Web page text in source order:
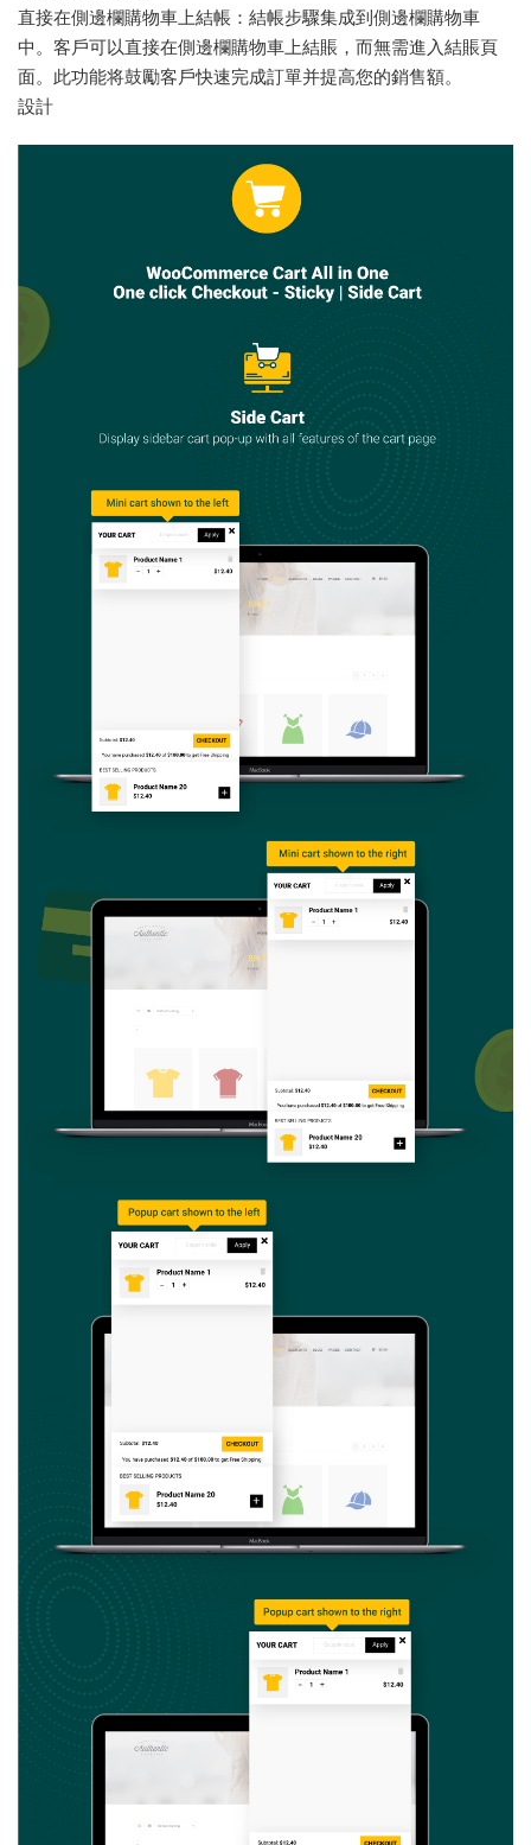
直接在側邊欄購物車上結帳：結帳步驟集成到側邊欄購物車
中。客戶可以直接在側邊欄購物車上結賬，而無需進入結賬頁
面。此功能将鼓勵客戶快速完成訂單并提高您的銷售額。
設計